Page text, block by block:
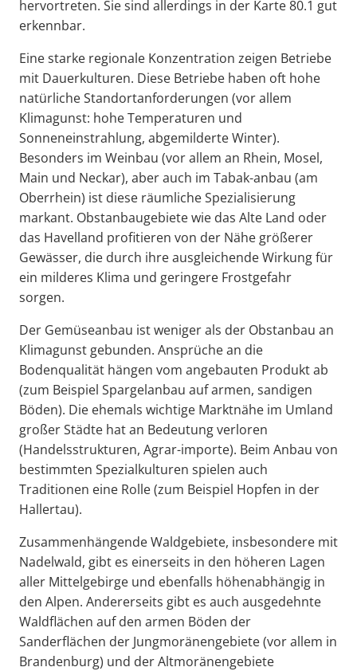
hervortreten. Sie sind allerdings in der Karte 80.1 gut
erkennbar.
Eine starke regionale Konzentration zeigen Betriebe
mit Dauerkulturen. Diese Betriebe haben oft hohe
natürliche Standortanforderungen (vor allem
Klimagunst: hohe Temperaturen und
Sonneneinstrahlung, abgemilderte Winter).
Besonders im Weinbau (vor allem an Rhein, Mosel,
Main und Neckar), aber auch im Tabak-anbau (am
Oberrhein) ist diese räumliche Spezialisierung
markant. Obstanbaugebiete wie das Alte Land oder
das Havelland profitieren von der Nähe größerer
Gewässer, die durch ihre ausgleichende Wirkung für
ein milderes Klima und geringere Frostgefahr
sorgen.
Der Gemüseanbau ist weniger als der Obstanbau an
Klimagunst gebunden. Ansprüche an die
Bodenqualität hängen vom angebauten Produkt ab
(zum Beispiel Spargelanbau auf armen, sandigen
Böden). Die ehemals wichtige Marktnähe im Umland
großer Städte hat an Bedeutung verloren
(Handelsstrukturen, Agrar-importe). Beim Anbau von
bestimmten Spezialkulturen spielen auch
Traditionen eine Rolle (zum Beispiel Hopfen in der
Hallertau).
Zusammenhängende Waldgebiete, insbesondere mit
Nadelwald, gibt es einerseits in den höheren Lagen
aller Mittelgebirge und ebenfalls höhenabhängig in
den Alpen. Andererseits gibt es auch ausgedehnte
Waldflächen auf den armen Böden der
Sanderflächen der Jungmoränengebiete (vor allem in
Brandenburg) und der Altmoränengebiete